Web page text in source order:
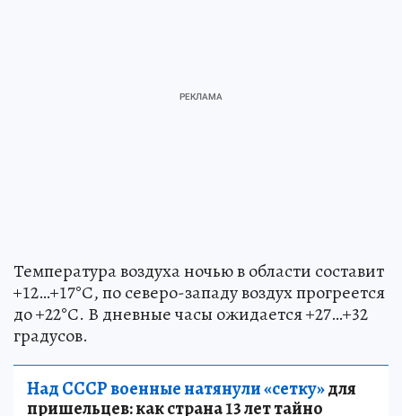
Температура воздуха ночью в области составит
+12…+17°С, по северо-западу воздух прогреется
до +22°С. В дневные часы ожидается +27…+32
градусов.
Над СССР военные натянули «сетку»для
пришельцев: как страна 13 лет тайно